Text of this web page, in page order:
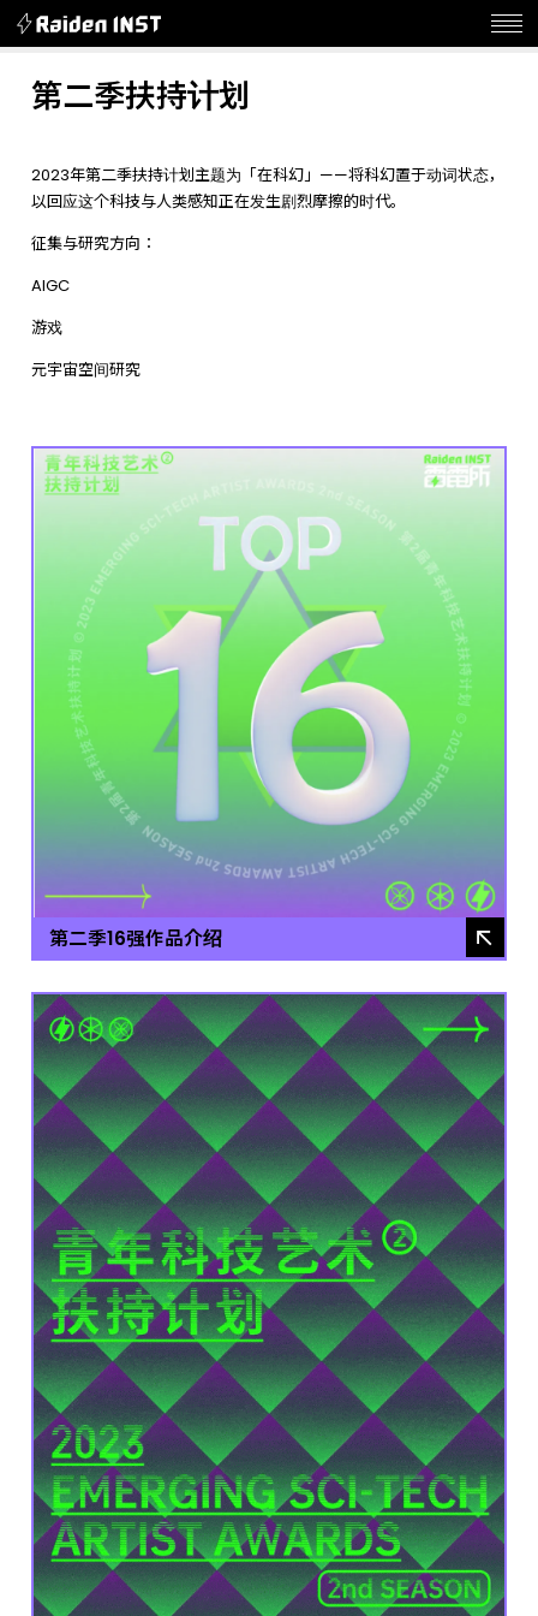
第二季扶持计划
2023年第二季扶持计划主题为「在科幻」——将科幻置于动词状态，
以回应这个科技与人类感知正在发生剧烈摩擦的时代。
征集与研究方向：
AIGC
游戏
元宇宙空间研究
第二季16强作品介绍